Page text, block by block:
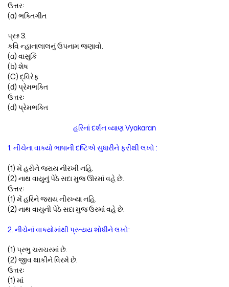
ઉત્તરઃ
(a) ભક્તિગીત
પ્રશ્ન 3.
કવિ ન્હાનાલાલનું ઉપનામ જણાવો.
(a) વાસુકિ
(b) શેષ
(C) દ્વિરેફ
(d) પ્રેમભક્તિ
ઉત્તરઃ
(d) પ્રેમભક્તિ
હરિનાં દર્શન વ્યાણ Vyakaran
1. નીચેના વાક્યો ભાષાની દષ્ટિએ સુધારીને ફરીથી લખો :
(1) મેં હરીને જરાય નીરખી નહિ.
(2) નાથ વાયુનું પેઠે સદા મુજ ઊરમાં વહે છે.
ઉત્તરઃ
(1) મેં હરિને જરાય નીરખ્યા નહિ.
(2) નાથ વાયુની પેઠે સદા મુજ ઉરમાં વહે છે.
2. નીચેનાં વાક્યોમાંથી પ્રત્યય શોધીને લખો:
(1) પ્રભુ ચરાચરમાં છે.
(2) જીવ થાકીને વિરમે છે.
ઉત્તરઃ
(1) માં